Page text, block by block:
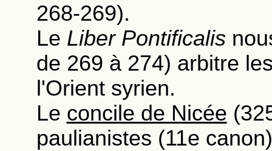
268-269).
Le Liber Pontificalis
de 269 à 274) arbitre
l'Orient syrien.
Le concile de Nicée
paulianistes (11e